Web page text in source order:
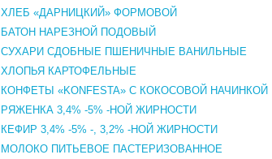
ХЛЕБ «ДАРНИЦКИЙ» ФОРМОВОЙ
БАТОН НАРЕЗНОЙ ПОДОВЫЙ
СУХАРИ СДОБНЫЕ ПШЕНИЧНЫЕ ВАНИЛЬНЫЕ
ХЛОПЬЯ КАРТОФЕЛЬНЫЕ
КОНФЕТЫ «KONFESTA» С КОКОСОВОЙ НАЧИНКОЙ
РЯЖЕНКА 3,4% -5% -НОЙ ЖИРНОСТИ
КЕФИР 3,4% -5% -, 3,2% -НОЙ ЖИРНОСТИ
МОЛОКО ПИТЬЕВОЕ ПАСТЕРИЗОВАННОЕ